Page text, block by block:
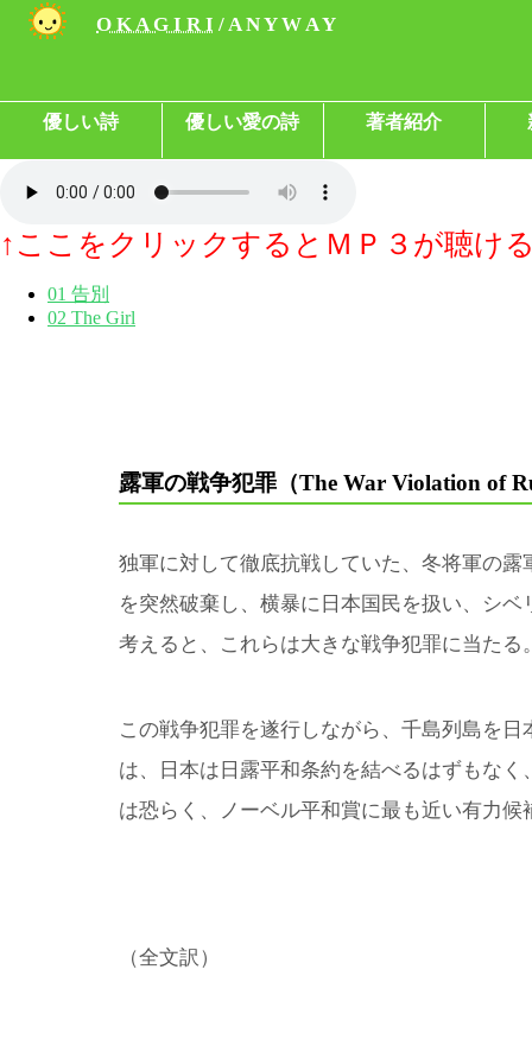
O K A G I R I / A N Y W A Y
優しい詩 優しい愛の詩 著者紹介
↑ここをクリックするとＭＰ３が聴け
01 告別
02 The Girl
露軍の戦争犯罪（The War Violation of
独軍に対して徹底抗戦していた、冬将軍の露
を突然破棄し、横暴に日本国民を扱い、シベ
考えると、これらは大きな戦争犯罪に当たる
この戦争犯罪を遂行しながら、千島列島を日
は、日本は日露平和条約を結べるはずもなく
は恐らく、ノーベル平和賞に最も近い有力
（全文訳）